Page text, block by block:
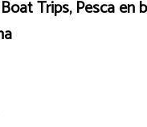
Trips, Pesca en